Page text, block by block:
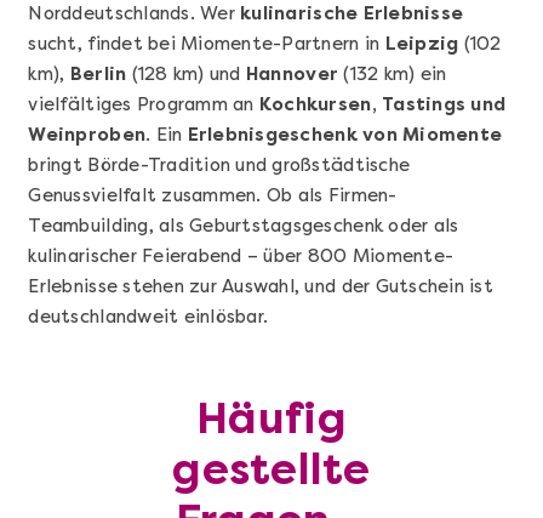
Mehr anzeigen
Geschenkbox 100€
Norddeutschlands. Wer kulinarische Erlebnisse
sucht, findet bei Miomente-Partnern in Leipzig (102
km), Berlin (128 km) und Hannover (132 km) ein
vielfältiges Programm an Kochkursen, Tastings und
Weinproben. Ein Erlebnisgeschenk von Miomente
bringt Börde-Tradition und großstädtische
Genussvielfalt zusammen. Ob als Firmen-
Teambuilding, als Geburtstagsgeschenk oder als
kulinarischer Feierabend – über 800 Miomente-
Erlebnisse stehen zur Auswahl, und der Gutschein ist
deutschlandweit einlösbar.
Häufig
gestellte